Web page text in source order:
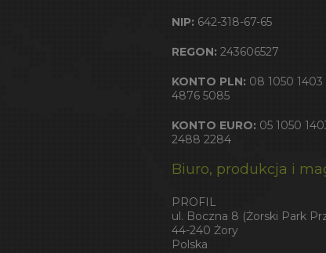
NIP: 642-318-67-65
REGON: 243606527
KONTO PLN: 08 1050
4876 5085
KONTO EURO: 05 1050
2488 2284
Biuro, produkcja i
PROFIL
ul. Boczna 8 (Żorski Park
44-240 Żory
Polska